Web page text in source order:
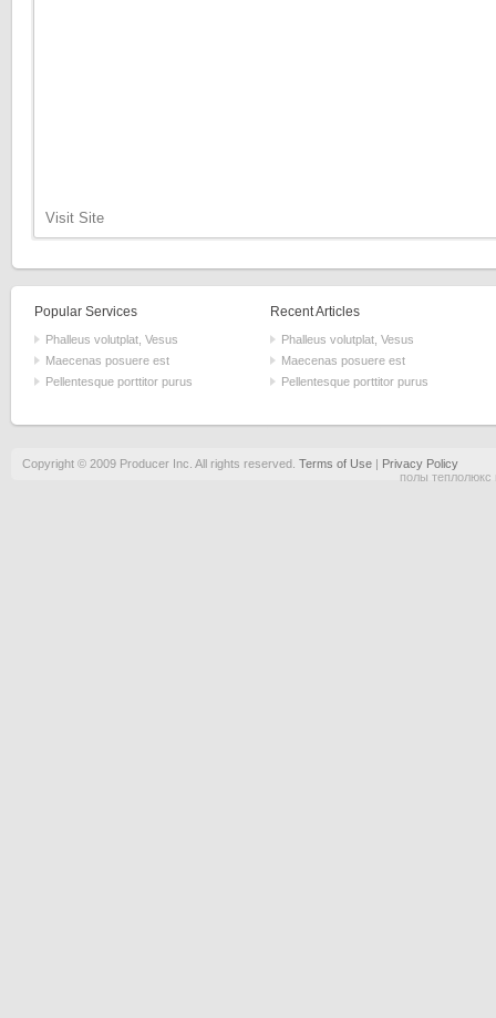
Visit Site
Popular Services
Phalleus volutplat, Vesus
Maecenas posuere est
Pellentesque porttitor purus
Recent Articles
Phalleus volutplat, Vesus
Maecenas posuere est
Pellentesque porttitor purus
Copyright © 2009 Producer Inc. All rights reserved. Terms of Use| Privacy Policy
полы теплолюкс